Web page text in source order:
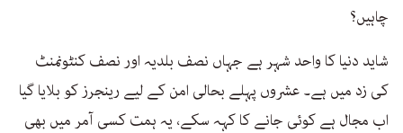
چاہیں؟
شاید دنیا کا واحد شہر ہے جہاں نصف بلدیہ اور نصف کنٹونمنٹ
کی زد میں ہے۔ عشروں پہلے بحالی امن کے لیے رینجرز کو بلایا گیا
اب مجال ہے کوئی جانے کا کہہ سکے، یہ ہمت کسی آمر میں بھی